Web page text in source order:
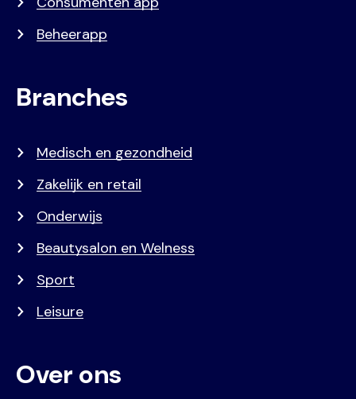
Beheerapp
Branches
Medisch en gezondheid
Zakelijk en retail
Onderwijs
Beautysalon en Welness
Sport
Leisure
Over ons